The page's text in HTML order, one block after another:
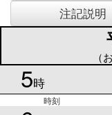
注記説明
（
5時
時刻